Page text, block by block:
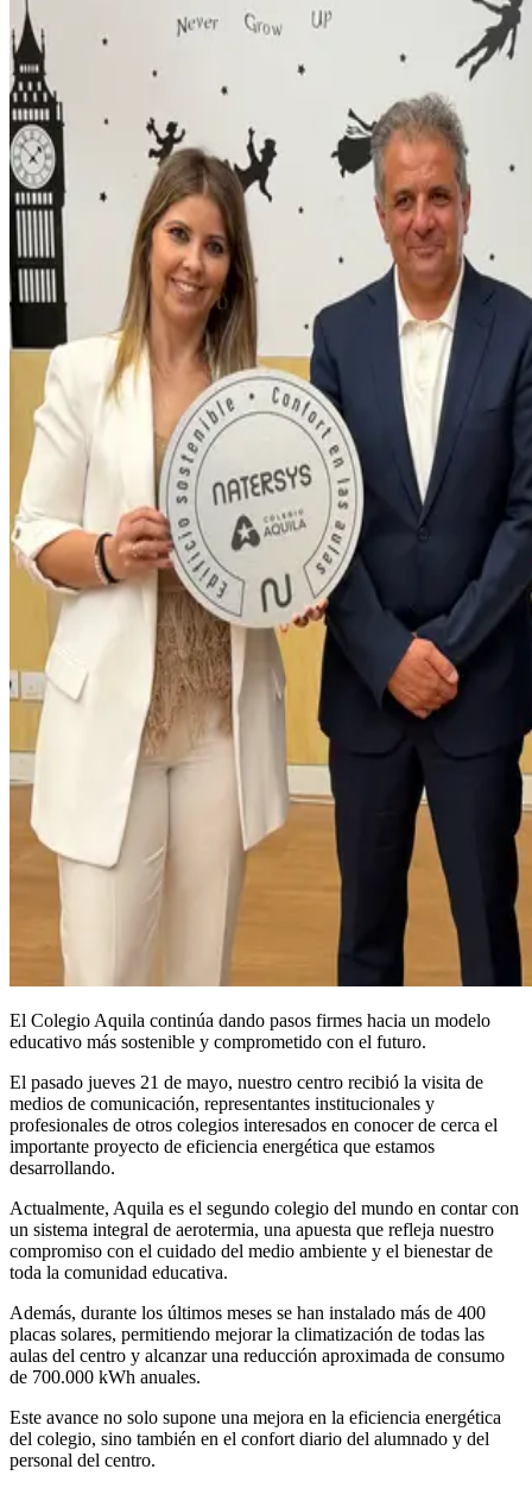
El Colegio Aquila continúa dando pasos firmes hacia un modelo
educativo más sostenible y comprometido con el futuro.
El pasado jueves 21 de mayo, nuestro centro recibió la visita de
medios de comunicación, representantes institucionales y
profesionales de otros colegios interesados en conocer de cerca el
importante proyecto de eficiencia energética que estamos
desarrollando.
Actualmente, Aquila es el segundo colegio del mundo en contar con
un sistema integral de aerotermia, una apuesta que refleja nuestro
compromiso con el cuidado del medio ambiente y el bienestar de
toda la comunidad educativa.
Además, durante los últimos meses se han instalado más de 400
placas solares, permitiendo mejorar la climatización de todas las
aulas del centro y alcanzar una reducción aproximada de consumo
de 700.000 kWh anuales.
Este avance no solo supone una mejora en la eficiencia energética
del colegio, sino también en el confort diario del alumnado y del
personal del centro.